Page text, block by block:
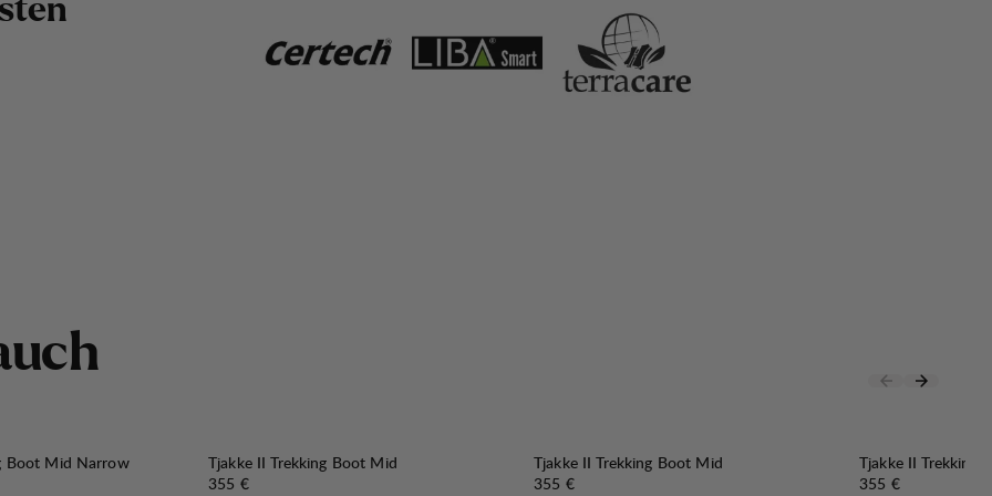
ten
uch
Boot Mid Narrow
Tjakke II Trekking Boot Mid
Preis:
355 €
Tjakke II Trekking Boot Mid
Preis:
355 €
Tjakke II Trekking
Preis:
355 €